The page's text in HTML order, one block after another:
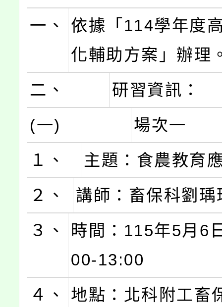
一、
依據「114學年度
化輔助方案」辦理
二、
研習資訊：
(一)
場次一
１、
主題：食農教育
２、
講師：畜保科劉瑀
３、
時間：115年5月6
00-13:00
４、
地點：北科附工畜